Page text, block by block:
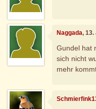
Naggada, 13.
Gundel hat
sich nicht
mehr